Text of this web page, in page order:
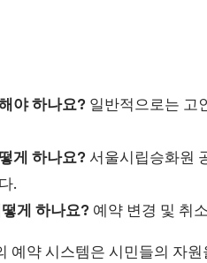
야 하나요? 일반적으로는 고
게 하나요? 서울시립승화원
.
게 하나요? 예약 변경 및 취
예약 시스템은 시민들의 자